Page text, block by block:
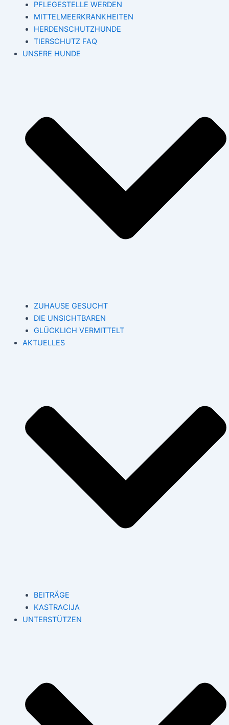
PFLEGESTELLE WERDEN
MITTELMEERKRANKHEITEN
HERDENSCHUTZHUNDE
TIERSCHUTZ FAQ
UNSERE HUNDE
ZUHAUSE GESUCHT
DIE UNSICHTBAREN
GLÜCKLICH VERMITTELT
AKTUELLES
BEITRÄGE
KASTRACIJA
UNTERSTÜTZEN